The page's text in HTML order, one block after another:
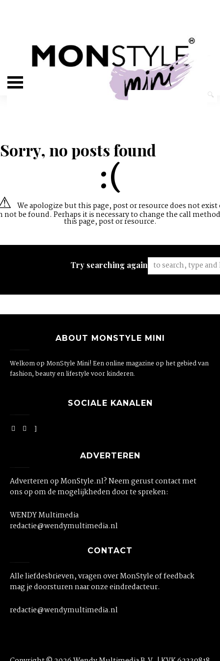
Sorry, no posts found
:(
We apologize but this page, post or resource does not exist
not be found. Perhaps it is necessary to change the call
this page, post or resource.
Try searching again:
ABOUT MONSTYLE MINI
Welkom op MonStyle Mini! Een online magazine op het gebied van
fashion, beauty en lifestyle voor kinderen.
SOCIALE KANALEN
ADVERTEREN
Adverteren op MonStyle.nl? Neem gerust contact met
ons op om de mogelijkheden door te spreken:
WENDY Multimedia
redactie@wendymultimedia.nl
CONTACT
Alle liefdesbrieven, vragen over MonStyle of feedback
mag je doorsturen naar onze eindredacteur.
redactie@wendymultimedia.nl